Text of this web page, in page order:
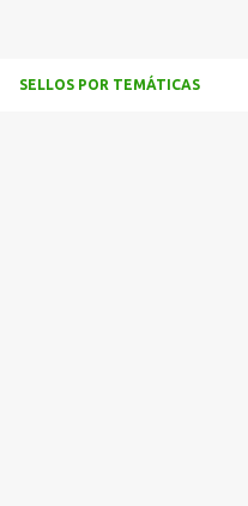
SELLOS POR TEMÁTICAS